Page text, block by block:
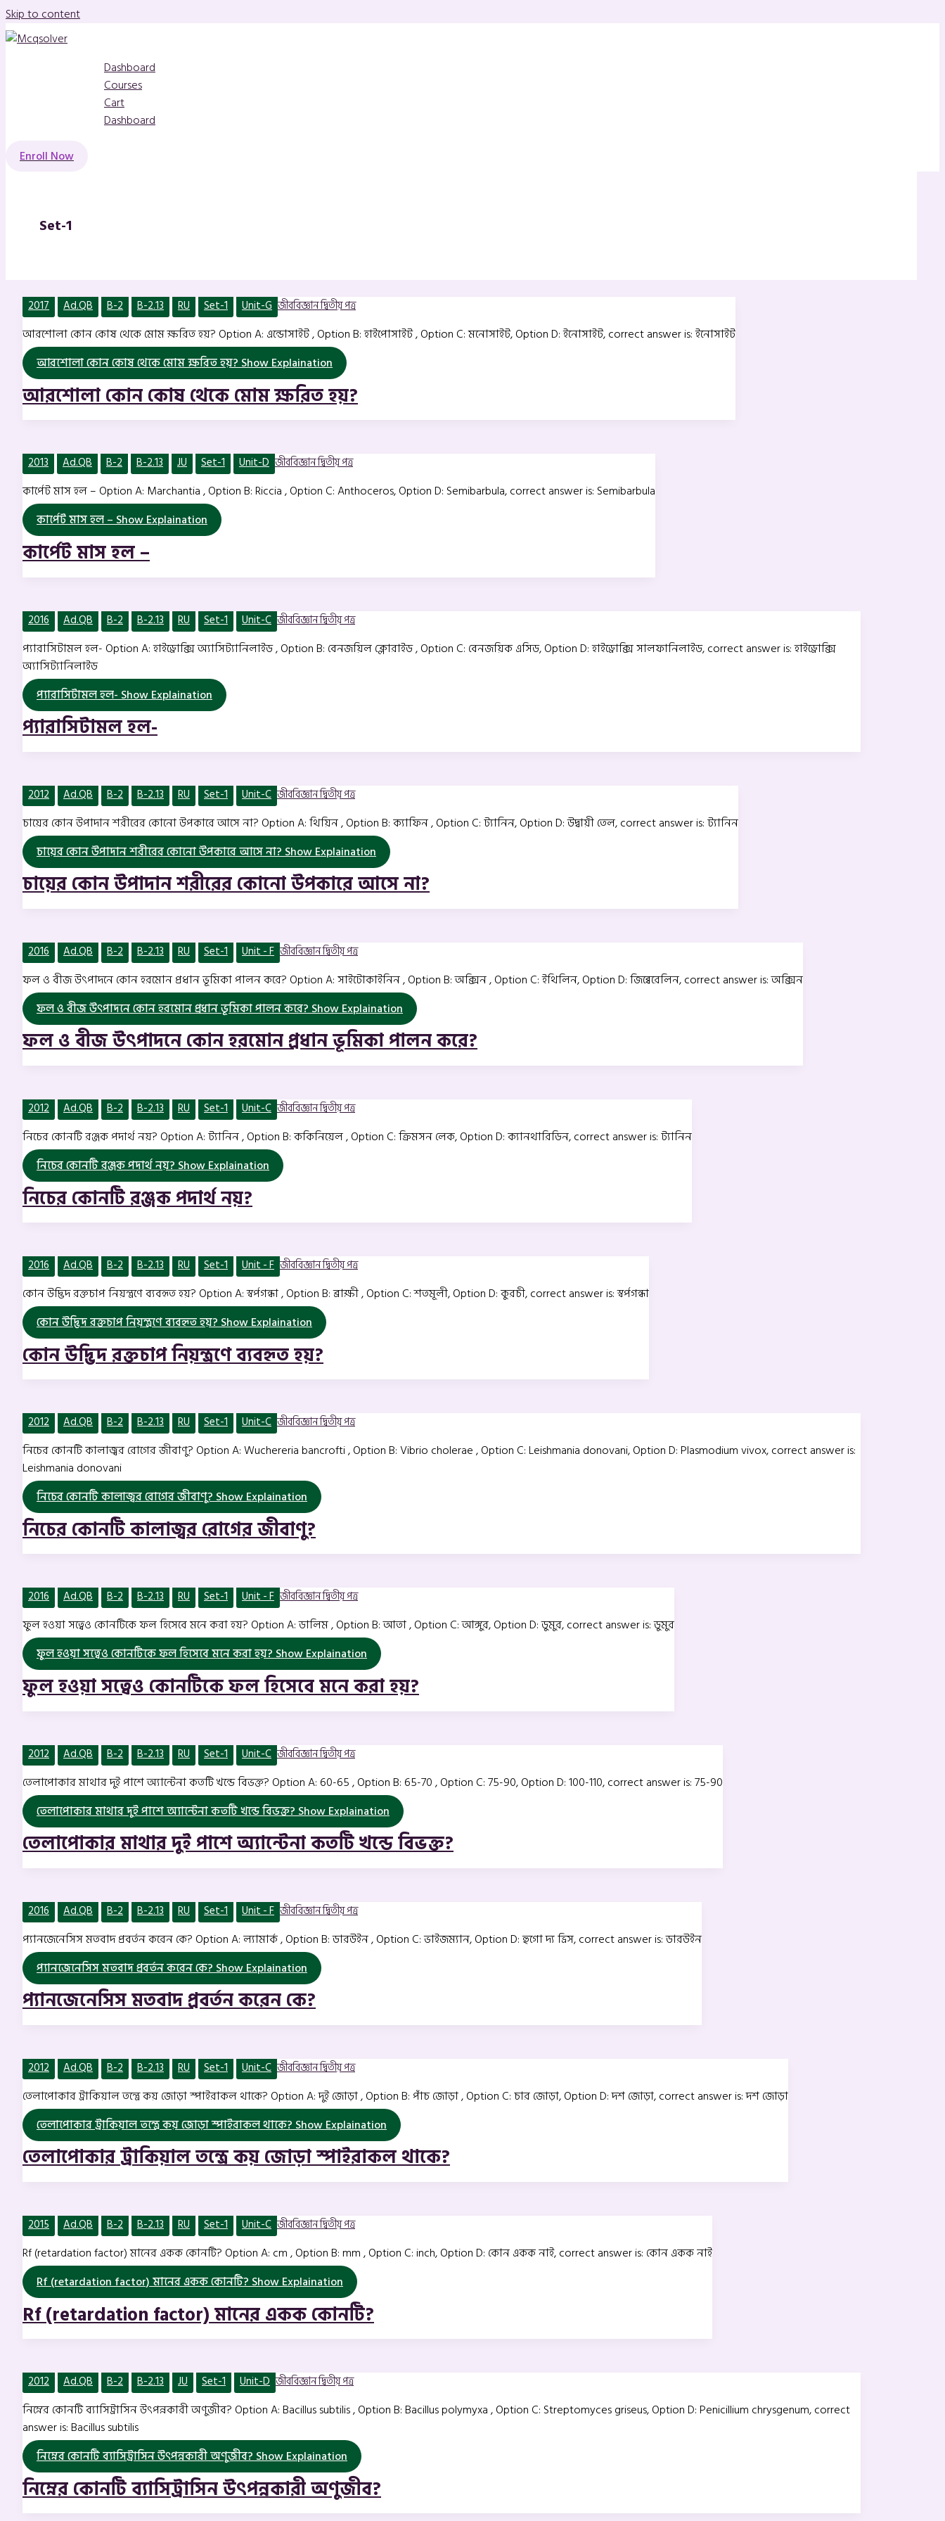
Skip to content
Dashboard
Courses
Cart
Dashboard
Enroll Now
Set-1
2017 Ad.QB B-2 B-2.13 RU Set-1 Unit-G জীববিজ্ঞান দ্বিতীয় পত্র
আরশোলা কোন কোষ থেকে মোম ক্ষরিত হয়? Option A: এন্ডোসাইট , Option B: হাইপোসাইট , Option C: মনোসাইট, Option D: ইনোসাইট, correct answer is: ইনোসাইট
আরশোলা কোন কোষ থেকে মোম ক্ষরিত হয়?Show Explaination
আরশোলা কোন কোষ থেকে মোম ক্ষরিত হয়?
2013 Ad.QB B-2 B-2.13 JU Set-1 Unit-D জীববিজ্ঞান দ্বিতীয় পত্র
কার্পেট মাস হল – Option A: Marchantia , Option B: Riccia , Option C: Anthoceros, Option D: Semibarbula, correct answer is: Semibarbula
কার্পেট মাস হল –Show Explaination
কার্পেট মাস হল –
2016 Ad.QB B-2 B-2.13 RU Set-1 Unit-C জীববিজ্ঞান দ্বিতীয় পত্র
প্যারাসিটামল হল- Option A: হাইড্রোক্সি অ্যাসিট্যানিলাইড , Option B: বেনজয়িল ক্লোরাইড , Option C: বেনজয়িক এসিড, Option D: হাইড্রোক্সি সালফানিলাইড, correct answer is: হাইড্রোক্সি
অ্যাসিট্যানিলাইড
প্যারাসিটামল হল-Show Explaination
প্যারাসিটামল হল-
2012 Ad.QB B-2 B-2.13 RU Set-1 Unit-C জীববিজ্ঞান দ্বিতীয় পত্র
চায়ের কোন উপাদান শরীরের কোনো উপকারে আসে না? Option A: থিয়িন , Option B: ক্যাফিন , Option C: ট্যানিন, Option D: উদ্বায়ী তেল, correct answer is: ট্যানিন
চায়ের কোন উপাদান শরীরের কোনো উপকারে আসে না?Show Explaination
চায়ের কোন উপাদান শরীরের কোনো উপকারে আসে না?
2016 Ad.QB B-2 B-2.13 RU Set-1 Unit - F জীববিজ্ঞান দ্বিতীয় পত্র
ফল ও বীজ উৎপাদনে কোন হরমোন প্রধান ভূমিকা পালন করে? Option A: সাইটোকাইনিন , Option B: অক্সিন , Option C: ইথিলিন, Option D: জিব্বেরেলিন, correct answer is: অক্সিন
ফল ও বীজ উৎপাদনে কোন হরমোন প্রধান ভূমিকা পালন করে?Show Explaination
ফল ও বীজ উৎপাদনে কোন হরমোন প্রধান ভূমিকা পালন করে?
2012 Ad.QB B-2 B-2.13 RU Set-1 Unit-C জীববিজ্ঞান দ্বিতীয় পত্র
নিচের কোনটি রঞ্জক পদার্থ নয়? Option A: ট্যানিন , Option B: ককিনিয়েল , Option C: ক্রিমসন লেক, Option D: ক্যানথারিডিন, correct answer is: ট্যানিন
নিচের কোনটি রঞ্জক পদার্থ নয়?Show Explaination
নিচের কোনটি রঞ্জক পদার্থ নয়?
2016 Ad.QB B-2 B-2.13 RU Set-1 Unit - F জীববিজ্ঞান দ্বিতীয় পত্র
কোন উদ্ভিদ রক্তচাপ নিয়ন্ত্রণে ব্যবহৃত হয়? Option A: স্বর্পগন্ধা , Option B: ব্রাক্ষী , Option C: শতমূলী, Option D: কুরচী, correct answer is: স্বর্পগন্ধা
কোন উদ্ভিদ রক্তচাপ নিয়ন্ত্রণে ব্যবহৃত হয়?Show Explaination
কোন উদ্ভিদ রক্তচাপ নিয়ন্ত্রণে ব্যবহৃত হয়?
2012 Ad.QB B-2 B-2.13 RU Set-1 Unit-C জীববিজ্ঞান দ্বিতীয় পত্র
নিচের কোনটি কালাজ্বর রোগের জীবাণু? Option A: Wuchereria bancrofti , Option B: Vibrio cholerae , Option C: Leishmania donovani, Option D: Plasmodium vivox, correct answer is:
Leishmania donovani
নিচের কোনটি কালাজ্বর রোগের জীবাণু?Show Explaination
নিচের কোনটি কালাজ্বর রোগের জীবাণু?
2016 Ad.QB B-2 B-2.13 RU Set-1 Unit - F জীববিজ্ঞান দ্বিতীয় পত্র
ফুল হওয়া সত্বেও কোনটিকে ফল হিসেবে মনে করা হয়? Option A: ডালিম , Option B: আতা , Option C: আঙ্গুর, Option D: ডুমুর, correct answer is: ডুমুর
ফুল হওয়া সত্বেও কোনটিকে ফল হিসেবে মনে করা হয়?Show Explaination
ফুল হওয়া সত্বেও কোনটিকে ফল হিসেবে মনে করা হয়?
2012 Ad.QB B-2 B-2.13 RU Set-1 Unit-C জীববিজ্ঞান দ্বিতীয় পত্র
তেলাপোকার মাথার দুই পাশে অ্যান্টেনা কতটি খন্ডে বিভক্ত? Option A: 60-65 , Option B: 65-70 , Option C: 75-90, Option D: 100-110, correct answer is: 75-90
তেলাপোকার মাথার দুই পাশে অ্যান্টেনা কতটি খন্ডে বিভক্ত?Show Explaination
তেলাপোকার মাথার দুই পাশে অ্যান্টেনা কতটি খন্ডে বিভক্ত?
2016 Ad.QB B-2 B-2.13 RU Set-1 Unit - F জীববিজ্ঞান দ্বিতীয় পত্র
প্যানজেনেসিস মতবাদ প্রবর্তন করেন কে? Option A: ল্যামার্ক , Option B: ডারউইন , Option C: ভাইজম্যান, Option D: হুগো দ্য ভ্রিস, correct answer is: ডারউইন
প্যানজেনেসিস মতবাদ প্রবর্তন করেন কে?Show Explaination
প্যানজেনেসিস মতবাদ প্রবর্তন করেন কে?
2012 Ad.QB B-2 B-2.13 RU Set-1 Unit-C জীববিজ্ঞান দ্বিতীয় পত্র
তেলাপোকার ট্রাকিয়াল তন্ত্রে কয় জোড়া স্পাইরাকল থাকে? Option A: দুই জোড়া , Option B: পাঁচ জোড়া , Option C: চার জোড়া, Option D: দশ জোড়া, correct answer is: দশ জোড়া
তেলাপোকার ট্রাকিয়াল তন্ত্রে কয় জোড়া স্পাইরাকল থাকে?Show Explaination
তেলাপোকার ট্রাকিয়াল তন্ত্রে কয় জোড়া স্পাইরাকল থাকে?
2015 Ad.QB B-2 B-2.13 RU Set-1 Unit-C জীববিজ্ঞান দ্বিতীয় পত্র
Rf (retardation factor) মানের একক কোনটি? Option A: cm , Option B: mm , Option C: inch, Option D: কোন একক নাই, correct answer is: কোন একক নাই
Rf (retardation factor) মানের একক কোনটি?Show Explaination
Rf (retardation factor) মানের একক কোনটি?
2012 Ad.QB B-2 B-2.13 JU Set-1 Unit-D জীববিজ্ঞান দ্বিতীয় পত্র
নিম্নের কোনটি ব্যাসিট্রাসিন উৎপন্নকারী অণুজীব? Option A: Bacillus subtilis , Option B: Bacillus polymyxa , Option C: Streptomyces griseus, Option D: Penicillium chrysgenum, correct
answer is: Bacillus subtilis
নিম্নের কোনটি ব্যাসিট্রাসিন উৎপন্নকারী অণুজীব?Show Explaination
নিম্নের কোনটি ব্যাসিট্রাসিন উৎপন্নকারী অণুজীব?